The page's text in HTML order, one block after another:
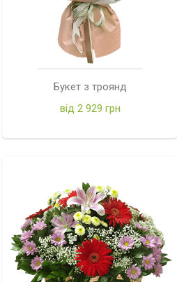
Букет з троянд
від 2 929 грн